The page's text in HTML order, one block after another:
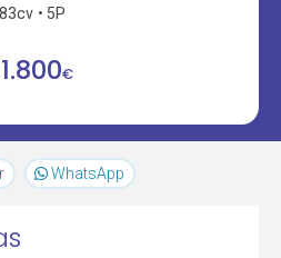
83cv
5P
€
WhatsApp